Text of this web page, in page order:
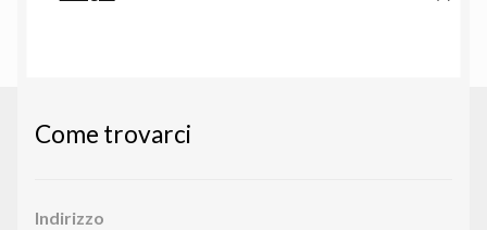
Come trovarci
Indirizzo